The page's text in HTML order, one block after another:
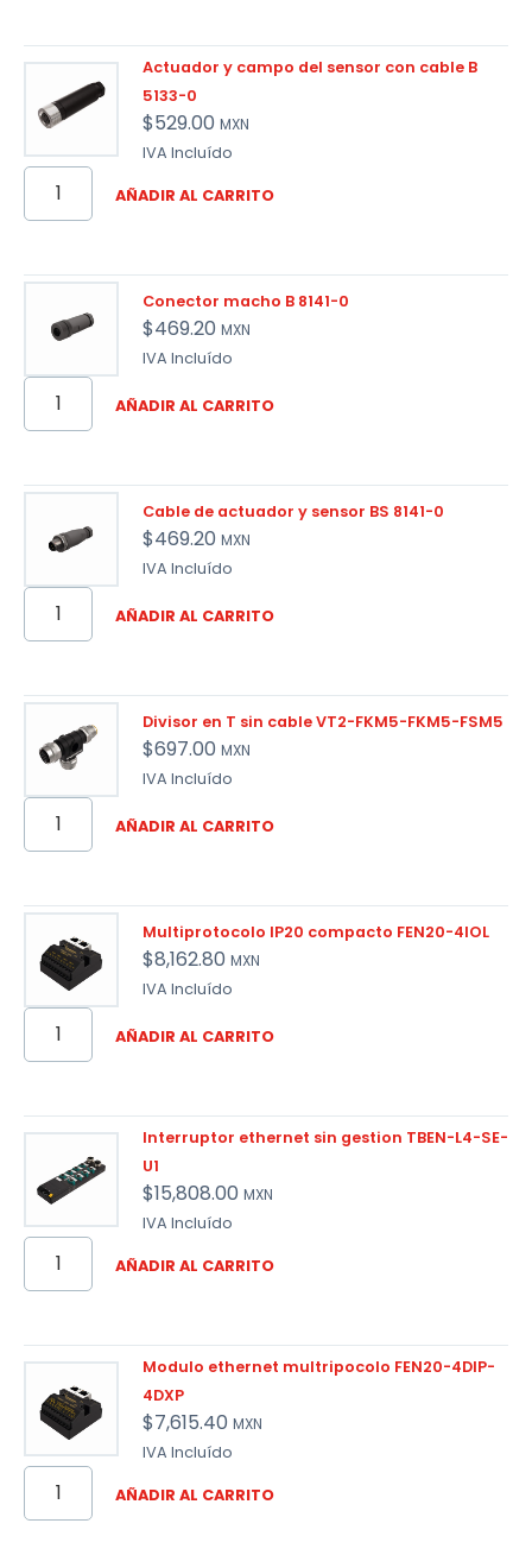
Actuador y campo del sensor con cable B
5133-0
$529.00 MXN
IVA Incluído
AÑADIR AL CARRITO
Conector macho B 8141-0
$469.20 MXN
IVA Incluído
AÑADIR AL CARRITO
Cable de actuador y sensor BS 8141-0
$469.20 MXN
IVA Incluído
AÑADIR AL CARRITO
Divisor en T sin cable VT2-FKM5-FKM5-FSM5
$697.00 MXN
IVA Incluído
AÑADIR AL CARRITO
Multiprotocolo IP20 compacto FEN20-4IOL
$8,162.80 MXN
IVA Incluído
AÑADIR AL CARRITO
Interruptor ethernet sin gestion TBEN-L4-SE-
U1
$15,808.00 MXN
IVA Incluído
AÑADIR AL CARRITO
Modulo ethernet multripocolo FEN20-4DIP-
4DXP
$7,615.40 MXN
IVA Incluído
AÑADIR AL CARRITO